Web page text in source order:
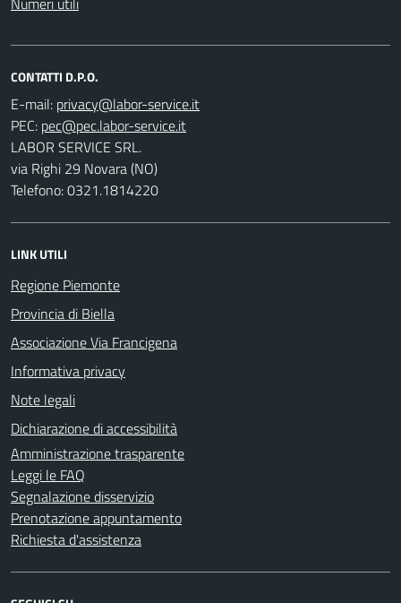
CONTATTI D.P.O.
E-mail:
PEC:
LABOR SERVICE SRL.
via Righi 29 Novara (NO)
Telefono: 0321.1814220
LINK UTILI
Regione Piemonte
Provincia di Biella
Associazione Via Francigena
Informativa privacy
Note legali
Dichiarazione di accessibilità
Amministrazione trasparente
Leggi le FAQ
Segnalazione disservizio
Prenotazione appuntamento
Richiesta d'assistenza